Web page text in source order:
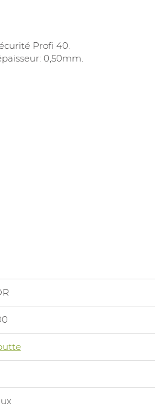
Profi 40.
0,50mm.